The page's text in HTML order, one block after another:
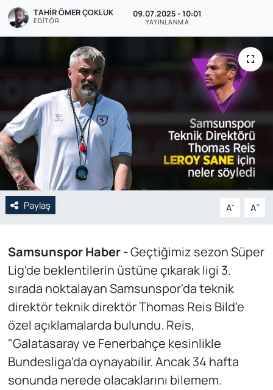
TAHIR ÖMER ÇOKLUK
EDITÖR
09.07.2025 - 10:01
YAYINLANMA
Paylaş A- A+
Samsunspor Haber -Geçtiğimiz sezon Süper
Lig'de beklentilerin üstüne çıkarak ligi 3.
sırada noktalayan Samsunspor'da teknik
direktör teknik direktör Thomas Reis Bild'e
özel açıklamalarda bulundu. Reis,
"Galatasaray ve Fenerbahçe kesinlikle
Bundesliga'da oynayabilir. Ancak 34 hafta
sonunda nerede olacaklarını bilemem.
Gündem
Özel Haber
POLİTİKA
Siyaset
Spor
Web Tv
Yerel